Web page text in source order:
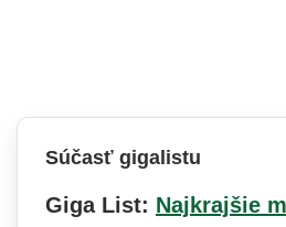
Súčasť gigalistu
Giga List: Najkrajšie